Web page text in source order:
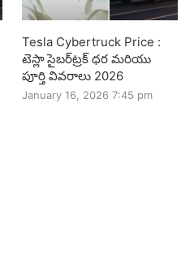
Tesla Cybertruck Price :
టెస్లా సైబర్‌ట్రక్ ధర మరియు
పూర్తి వివరాలు 2026
January 16, 2026 7:45 pm